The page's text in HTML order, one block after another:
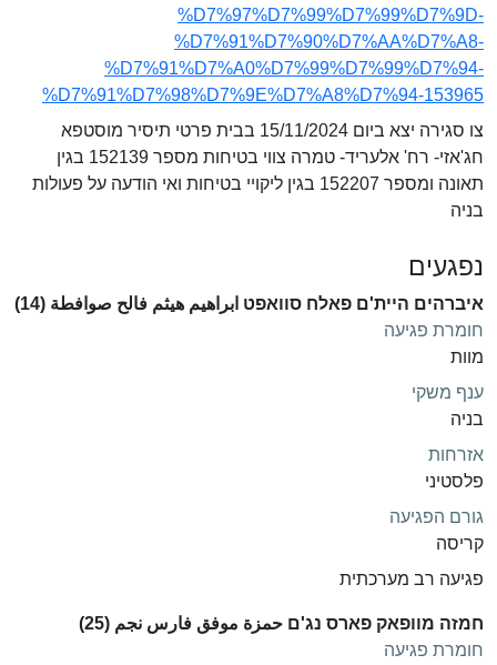
%D7%97%D7%99%D7%99%D7%9D-
%D7%91%D7%90%D7%AA%D7%A8-
%D7%91%D7%A0%D7%99%D7%99%D7%94-
%D7%91%D7%98%D7%9E%D7%A8%D7%94-153965
צו סגירה יצא ביום 15/11/2024 בבית פרטי תיסיר מוסטפא
חג'אזי- רח' אלעריד- טמרה צווי בטיחות מספר 152139 בגין
תאונה ומספר 152207 בגין ליקויי בטיחות ואי הודעה על פעולות
בניה
נפגעים
איברהים היית'ם פאלח סוואפט ابراهيم هيثم فالح صوافطة (14)
חומרת פגיעה
מוות
ענף משקי
בניה
אזרחות
פלסטיני
גורם הפגיעה
קריסה
פגיעה רב מערכתית
חמזה מוופאק פארס נג'ם حمزة موفق فارس نجم (25)
חומרת פגיעה